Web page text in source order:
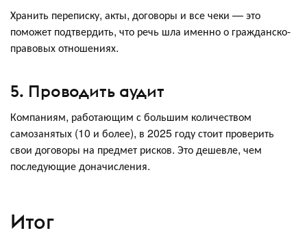
Хранить переписку, акты, договоры и все чеки — это
поможет подтвердить, что речь шла именно о гражданско-
правовых отношениях.
5. Проводить аудит
Компаниям, работающим с большим количеством
самозанятых (10 и более), в 2025 году стоит проверить
свои договоры на предмет рисков. Это дешевле, чем
последующие доначисления.
Итог